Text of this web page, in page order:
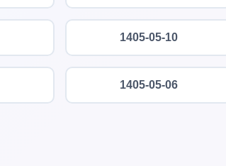
1405-05-10
1405-05-06